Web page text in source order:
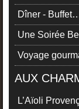
Dîner -
Une Soirée
Voyage
AUX
L’Aïoli